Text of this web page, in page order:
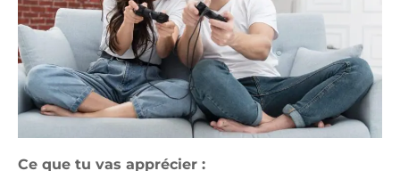
Ce que tu vas apprécier :